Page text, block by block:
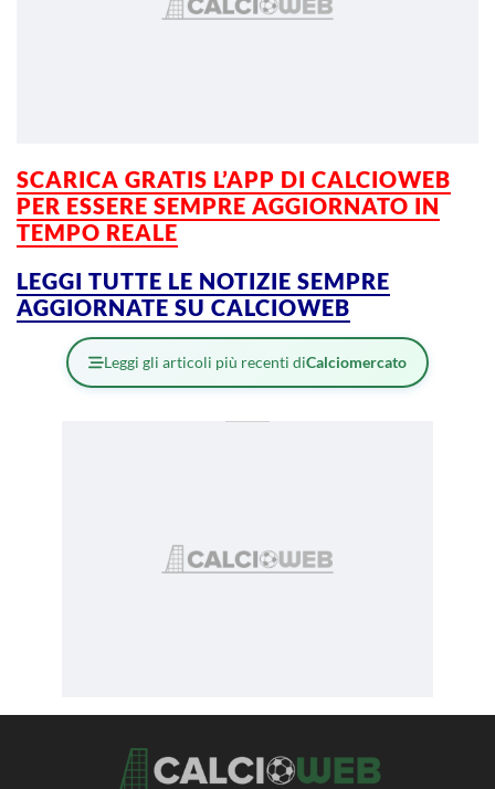
SCARICA GRATIS L’APP DI CALCIOWEB
PER ESSERE SEMPRE AGGIORNATO IN
TEMPO REALE
LEGGI TUTTE LE NOTIZIE SEMPRE
AGGIORNATE SU CALCIOWEB
Leggi gli articoli più recenti diCalciomercato